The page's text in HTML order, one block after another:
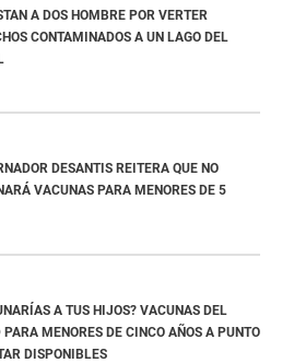
A DOS HOMBRE POR VERTER
CONTAMINADOS A UN LAGO DEL
DESANTIS REITERA QUE NO
VACUNAS PARA MENORES DE 5
A TUS HIJOS? VACUNAS DEL
MENORES DE CINCO AÑOS A PUNTO
DISPONIBLES